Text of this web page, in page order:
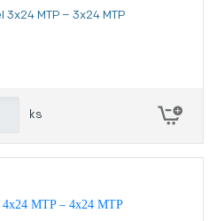
MTP – 3x24 MTP
ks